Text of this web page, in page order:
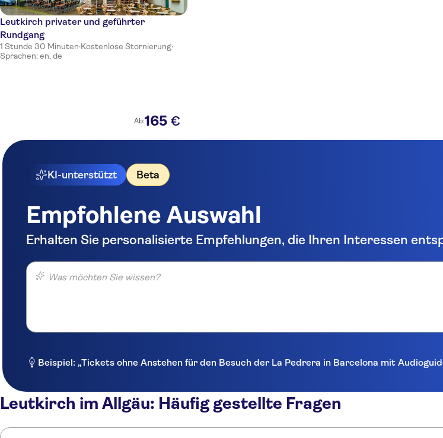
Leutkirch privater und geführter
Rundgang
1 Stunde 30 Minuten·Kostenlose Stornierung·
Sprachen: en, de
Ab:165 €
KI-unterstützt Beta
Empfohlene Auswahl
Erhalten Sie personalisierte Empfehlungen, die Ihren Interessen
Was möchten Sie wissen?
Beispiel: „Tickets ohne Anstehen für den Besuch der La Pedrera in Barcelona mit
Leutkirch im Allgäu: Häufig gestellte Fragen